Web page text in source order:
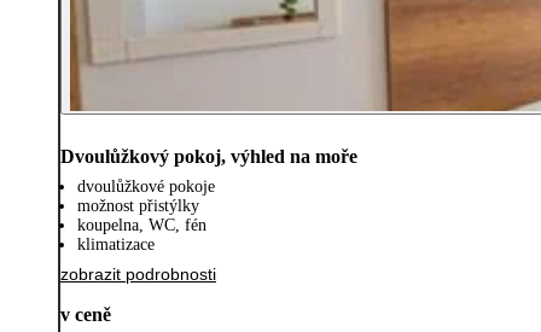
Dvoulůžkový pokoj, výhled na moře
dvoulůžkové pokoje
možnost přistýlky
koupelna, WC, fén
klimatizace
zobrazit podrobnosti
v ceně